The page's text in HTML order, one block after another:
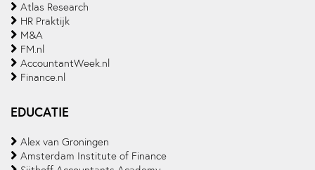
Atlas Research
HR Praktijk
M&A
FM.nl
AccountantWeek.nl
Finance.nl
EDUCATIE
Alex van Groningen
Amsterdam Institute of Finance